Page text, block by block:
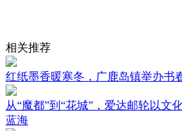
相关推荐
红纸墨香暖寒冬，广鹿岛镇举办书
从“魔都”到“花城”，爱达邮轮以文
蓝海